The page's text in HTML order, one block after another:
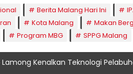
Berita Malang Hari Ini
Kota Malang
Makan
Program MBG SPPG Malang
Kenalkan Teknologi